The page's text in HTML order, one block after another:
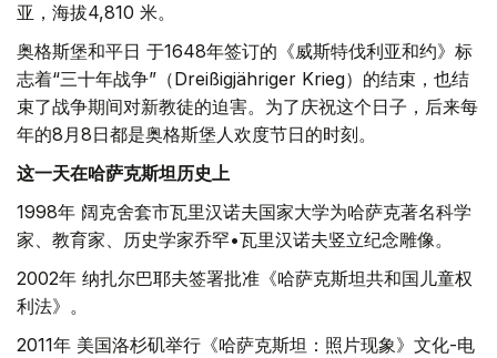
亚，海拔4,810 米。
奥格斯堡和平日 于1648年签订的《威斯特伐利亚和约》标
志着“三十年战争”（Dreißigjähriger Krieg）的结束，也结
束了战争期间对新教徒的迫害。为了庆祝这个日子，后来每
年的8月8日都是奥格斯堡人欢度节日的时刻。
这一天在哈萨克斯坦历史上
1998年 阔克舍套市瓦里汉诺夫国家大学为哈萨克著名科学
家、教育家、历史学家乔罕•瓦里汉诺夫竖立纪念雕像。
2002年 纳扎尔巴耶夫签署批准《哈萨克斯坦共和国儿童权
利法》。
2011年 美国洛杉矶举行《哈萨克斯坦：照片现象》文化-电